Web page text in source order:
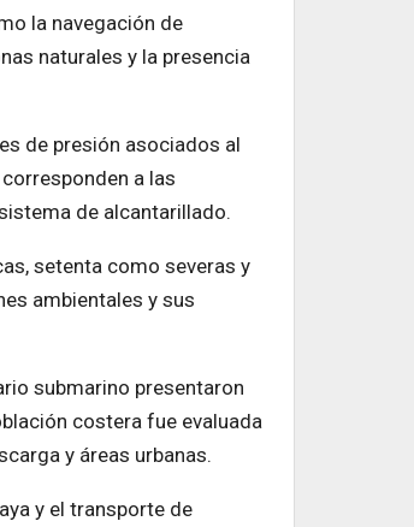
la navegación de
naturales y la presencia
de presión asociados al
a las
de alcantarillado.
setenta como severas y
ambientales y sus
submarino presentaron
costera fue evaluada
y áreas urbanas.
y el transporte de